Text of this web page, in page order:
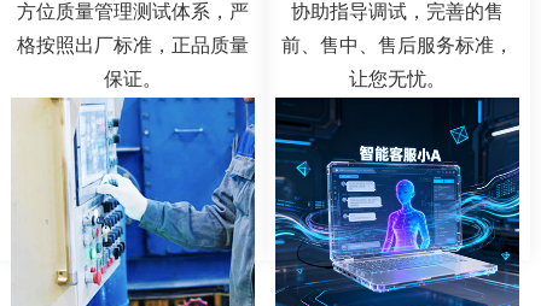
方位质量管理测试体系，严
格按照出厂标准，正品质量
保证。
协助指导调试，完善的售
前、售中、售后服务标准，
让您无忧。